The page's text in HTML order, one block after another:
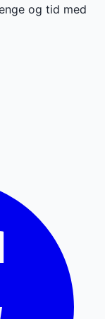
og tid med